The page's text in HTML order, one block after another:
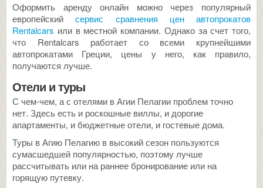
Оформить аренду онлайн можно через популярный
европейскийсервис сравнения цен автопрокатов
Rentalcars или в местной компании. Однако за счет того,
что Rentalcars работает со всеми крупнейшими
автопрокатами Греции, цены у него, как правило,
получаются лучше.
Отели и туры
С чем-чем, а с отелями в Агии Пелагии проблем точно
нет. Здесь есть и роскошные виллы, и дорогие
апартаменты, и бюджетные отели, и гостевые дома.
Туры в Агию Пелагию в высокий сезон пользуются
сумасшедшей популярностью, поэтому лучше
рассчитывать или на раннее бронирование или на
горящую путевку.